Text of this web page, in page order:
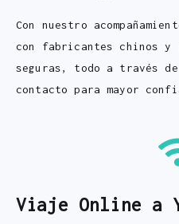
Con nuestro
con fabricantes chinos y
seguras, todo a través
contacto para mayor
Viaje Online a